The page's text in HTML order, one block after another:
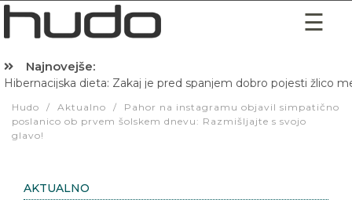
Najnovejše:
Hibernacijska dieta: Zakaj je pred spanjem dobro pojesti žlico
Hudo / Aktualno /
Pahor na instagramu objavil simpatično
poslanico ob prvem šolskem dnevu: Razmišljajte s svojo
glavo!
AKTUALNO